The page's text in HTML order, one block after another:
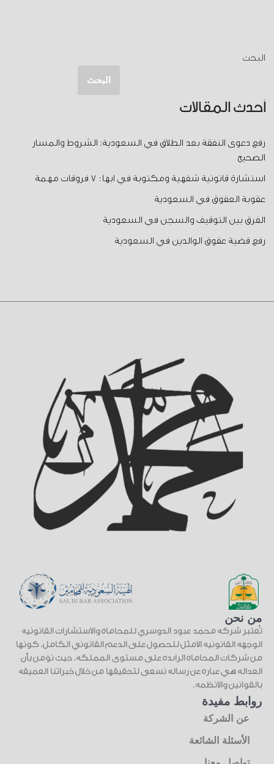
البحث
البحث
أحدث المقالات
رفع دعوى النفقة بعد الطلاق في السعودية: الشروط والمسار
الصحيح
استشارة قانونية شفهية ومكتوبة في ابها: 7 فروقات مهمة
عقوبة العقوق في السعودية
الفرق بين التوقيف والسجن في السعودية
رفع قضية عقوق الوالدين في السعودية
من نحن
تُعتبر شركة محمد عبود الدوسري للمحاماة والاستشارات القانونية
الوجهة القانونية الأمثل للحصول على الدعم القانوني الكامل. كونها
من شركات المحاماة الرائدة على مستوى المملكة. حيث نؤمن بأن
العدالة هي عبارة عن رسالة نسعى لتحقيقها من خلال خبراتنا العميقة
بالقوانين والأنظمة.
روابط مفيدة
عن الشركة
الأسئلة الشائعة